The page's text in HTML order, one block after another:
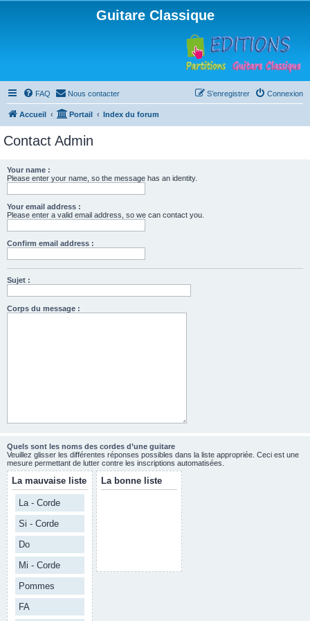
Guitare Classique
FAQ Nous contacter Connexion
S’enregistrer
Accueil Portail Index du forum
Contact Admin
Your name :
Please enter your name, so the message has an identity.
Your email address :
Please enter a valid email address, so we can contact you.
Confirm email address :
Sujet :
Corps du message :
Quels sont les noms des cordes d’une guitare
Veuillez glisser les différentes réponses possibles dans la liste appropriée. Ceci est une
mesure permettant de lutter contre les inscriptions automatisées.
La mauvaise liste
La - Corde
Si - Corde
Do
Mi - Corde
Pommes
FA
La bonne liste